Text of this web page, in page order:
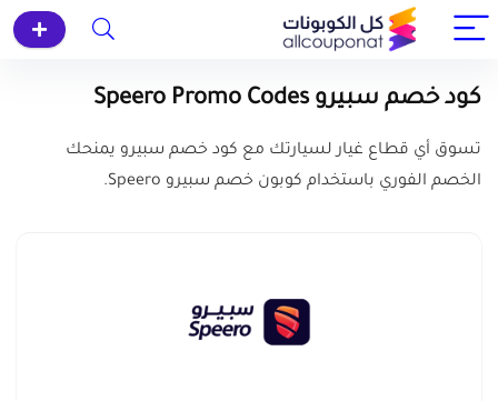
كود خصم سبيرو Speero Promo Codes
تسوق أي قطاع غيار لسيارتك مع كود خصم سبيرو يمنحك
الخصم الفوري باستخدام كوبون خصم سبيرو Speero.